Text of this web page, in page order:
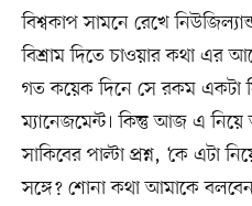
বিশ্বকাপ সামনে রেখে
বিশ্রাম দিতে চাওয়ার কথা এর
গত কয়েক দিনে সে রকম একটা
ম্যানেজমেন্ট। কিন্তু আজ এ
সাকিবের পাল্টা প্রশ্ন, ‘কে
সঙ্গে? শোনা কথা আমাকে